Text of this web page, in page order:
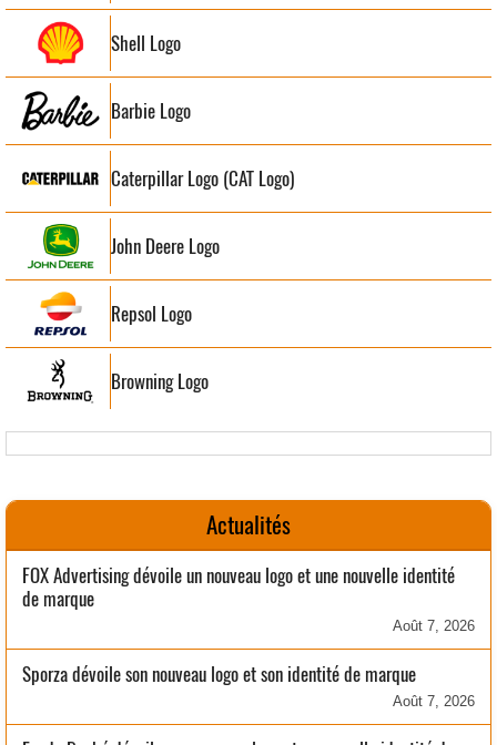
Shell Logo
Barbie Logo
Caterpillar Logo (CAT Logo)
John Deere Logo
Repsol Logo
Browning Logo
Actualités
FOX Advertising dévoile un nouveau logo et une nouvelle identité
de marque
Août 7, 2026
Sporza dévoile son nouveau logo et son identité de marque
Août 7, 2026